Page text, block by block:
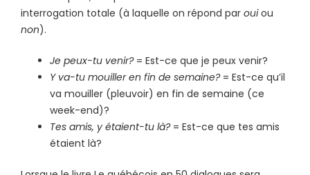
interrogation totale (à laquelle on répond par ouiou
non).
Je peux-tu venir?= Est-ce que je peux venir?
Y va-tu mouiller en fin de semaine?= Est-ce qu’il
va mouiller (pleuvoir) en fin de semaine (ce
week-end)?
Tes amis, y étaient-tu là?= Est-ce que tes amis
étaient là?